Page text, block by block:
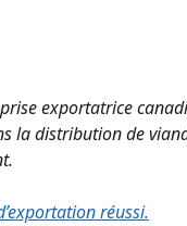
exportatrice
la distribution de
réussi.